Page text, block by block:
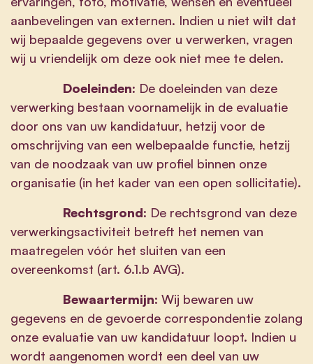
aanbevelingen van externen. Indien u niet wilt dat
wij bepaalde gegevens over u verwerken, vragen
wij u vriendelijk om deze ook niet mee te delen.
Doeleinden: De doeleinden van deze
verwerking bestaan voornamelijk in de evaluatie
door ons van uw kandidatuur, hetzij voor de
omschrijving van een welbepaalde functie, hetzij
van de noodzaak van uw profiel binnen onze
organisatie (in het kader van een open sollicitatie).
Rechtsgrond: De rechtsgrond van deze
verwerkingsactiviteit betreft het nemen van
maatregelen vóór het sluiten van een
overeenkomst (art. 6.1.b AVG).
Bewaartermijn: Wij bewaren uw
gegevens en de gevoerde correspondentie zolang
onze evaluatie van uw kandidatuur loopt. Indien u
wordt aangenomen wordt een deel van uw